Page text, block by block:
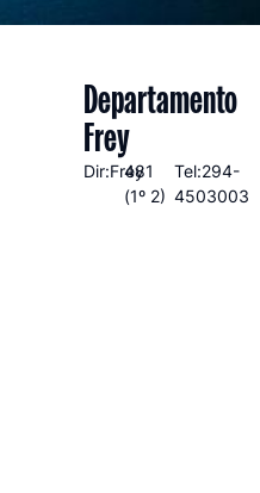
Departamento
Frey
Dir:Frey
481
(1º 2)
Tel:294-
4503003